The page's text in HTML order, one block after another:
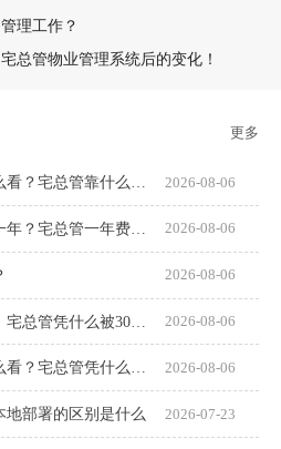
理工作？
总管物业管理系统后的变化！
更多
2026-08-06
2026-08-06
2026-08-06
2026-08-06
十大物业管理软件排名怎么看？宅总管凭什么能进榜？ 2026-08-06
部署的区别是什么 2026-07-23